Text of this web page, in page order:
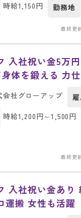
時給1,150円 勤務地
最終更
入社祝い金5万
体を鍛える 力
会社グローアップ
時給1,200円～1,500円
最終更
入社祝い金あり
運搬 女性も活躍